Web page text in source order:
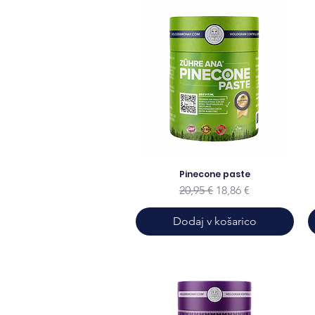
Pinecone paste
Redna cena
20,95 € Cena na razprodaji
18,86 €
Dodaj v košarico